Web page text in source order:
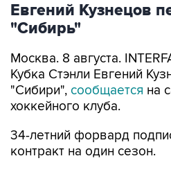
Евгений Кузнецов
"Сибирь"
Москва. 8 августа.
Кубка Стэнли Евгений
"Сибири", сообщается на
хоккейного клуба.
34-летний форвард
контракт на один сезон.